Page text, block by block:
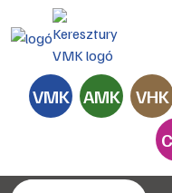
VMK AMK VHK